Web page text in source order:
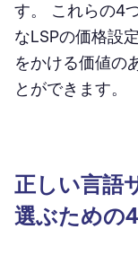
す。 これらの4
なLSPの価格設
をかける価値の
とができます。
正しい言語
選ぶための